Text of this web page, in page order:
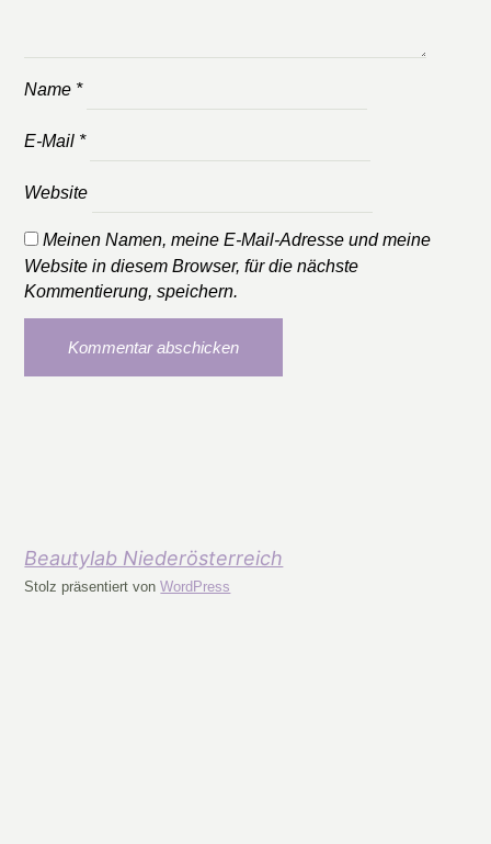
Name *
E-Mail *
Website
Meinen Namen, meine E-Mail-Adresse und meine
Website in diesem Browser, für die nächste
Kommentierung, speichern.
Beautylab Niederösterreich
Stolz präsentiert vonWordPress